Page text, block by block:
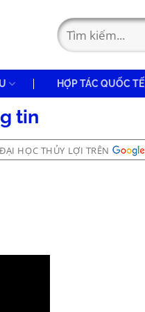
HỢP TÁC QUỐC TẾ
tin
HỌC THỦY LỢI TRÊN